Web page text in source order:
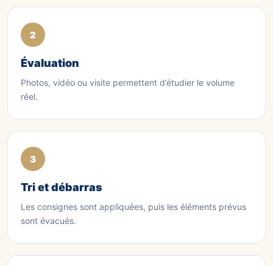
Évaluation
Photos, vidéo ou visite permettent d’étudier le volume
réel.
Tri et débarras
Les consignes sont appliquées, puis les éléments prévus
sont évacués.